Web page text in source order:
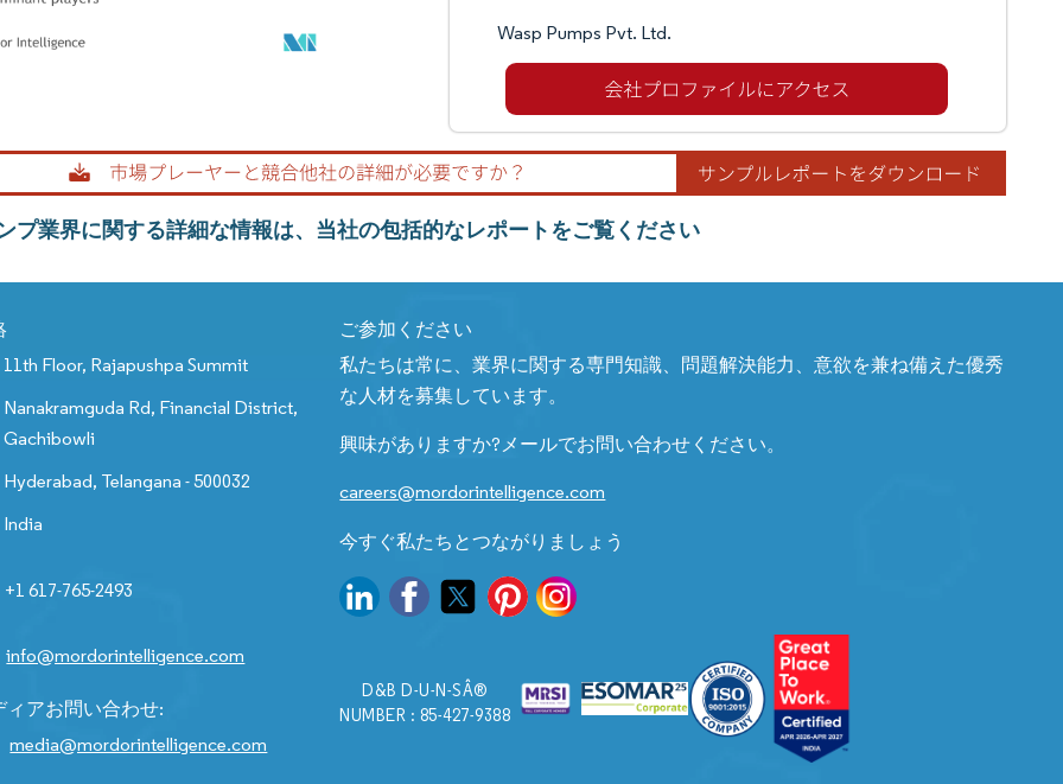
Wasp Pumps Pvt. Ltd.
プ業界に関する詳細な情報は、当社の包括的なレポートをご覧ください
11th Floor, Rajapushpa Summit
Nanakramguda Rd, Financial District,
Gachibowli
Hyderabad, Telangana - 500032
India
+1 617-765-2493
info@mordorintelligence.com
ィアお問い合わせ:
media@mordorintelligence.com
ご参加ください
私たちは常に、業界に関する専門知識、問題解決能力、意欲を兼ね備えた優秀
な人材を募集しています。
興味がありますか?メールでお問い合わせください。
careers@mordorintelligence.com
今すぐ私たちとつながりましょう
D&B D-U-N-SÂ®
NUMBER : 85-427-9388